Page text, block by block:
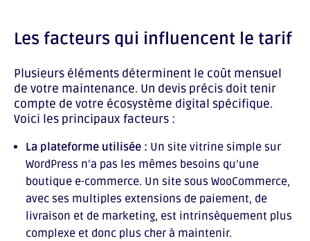
Les facteurs qui influencent le tarif
Plusieurs éléments déterminent le coût mensuel
de votre maintenance. Un devis précis doit tenir
compte de votre écosystème digital spécifique.
Voici les principaux facteurs :
La plateforme utilisée : Un site vitrine simple sur
WordPress n’a pas les mêmes besoins qu’une
boutique e-commerce. Un site sous WooCommerce,
avec ses multiples extensions de paiement, de
livraison et de marketing, est intrinsèquement plus
complexe et donc plus cher à maintenir.